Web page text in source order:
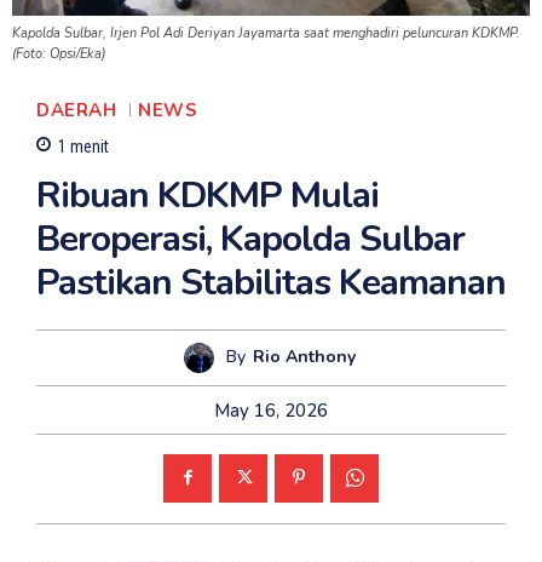
Kapolda Sulbar, Irjen Pol Adi Deriyan Jayamarta saat menghadiri peluncuran KDKMP.
(Foto: Opsi/Eka)
DAERAH NEWS
1 menit
Ribuan KDKMP Mulai
Beroperasi, Kapolda Sulbar
Pastikan Stabilitas Keamanan
By Rio Anthony
May 16, 2026